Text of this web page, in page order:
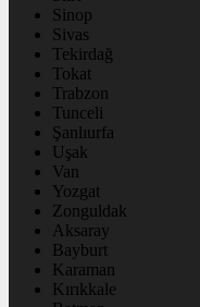
Sinop
Sivas
Tekirdağ
Tokat
Trabzon
Tunceli
Şanlıurfa
Uşak
Van
Yozgat
Zonguldak
Aksaray
Bayburt
Karaman
Kırıkkale